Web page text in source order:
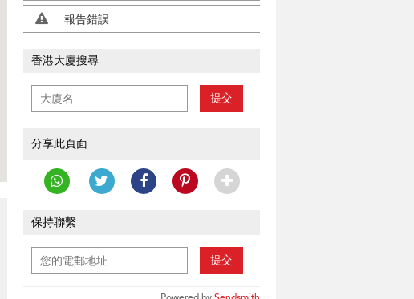
報告錯誤
香港大廈搜尋
提交
分享此頁面
保持聯繫
提交